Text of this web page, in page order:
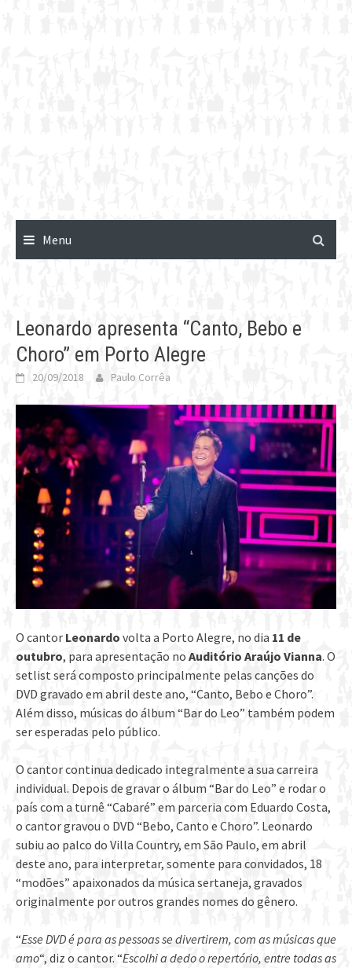
Menu
Leonardo apresenta “Canto, Bebo e
Choro” em Porto Alegre
20/09/2018 Paulo Corrêa
O cantor Leonardo volta a Porto Alegre, no dia 11 de
outubro, para apresentação no Auditório Araújo Vianna. O
setlist será composto principalmente pelas canções do
DVD gravado em abril deste ano, “Canto, Bebo e Choro”.
Além disso, músicas do álbum “Bar do Leo” também podem
ser esperadas pelo público.
O cantor continua dedicado integralmente a sua carreira
individual. Depois de gravar o álbum “Bar do Leo” e rodar o
país com a turnê “Cabaré” em parceria com Eduardo Costa,
o cantor gravou o DVD “Bebo, Canto e Choro”. Leonardo
subiu ao palco do Villa Country, em São Paulo, em abril
deste ano, para interpretar, somente para convidados, 18
“modões” apaixonados da música sertaneja, gravados
originalmente por outros grandes nomes do gênero.
“Esse DVD é para as pessoas se divertirem, com as músicas que
amo“, diz o cantor. “Escolhi a dedo o repertório, entre todas as